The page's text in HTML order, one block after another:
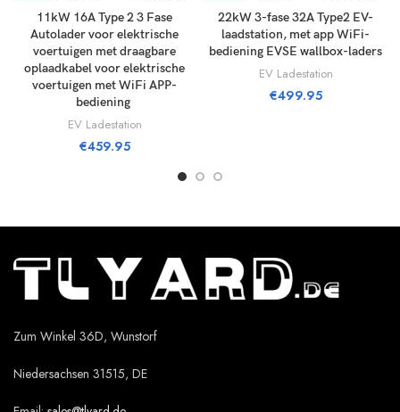
11kW 16A Type 2 3 Fase
Autolader voor elektrische
voertuigen met draagbare
oplaadkabel voor elektrische
voertuigen met WiFi APP-
bediening ​
EV Ladestation
€459.95
22kW 3-fase 32A Type2 EV-
laadstation, met app WiFi-
bediening EVSE wallbox-laders
EV Ladestation
€499.95
Zum Winkel 36D, Wunstorf
Niedersachsen 31515, DE